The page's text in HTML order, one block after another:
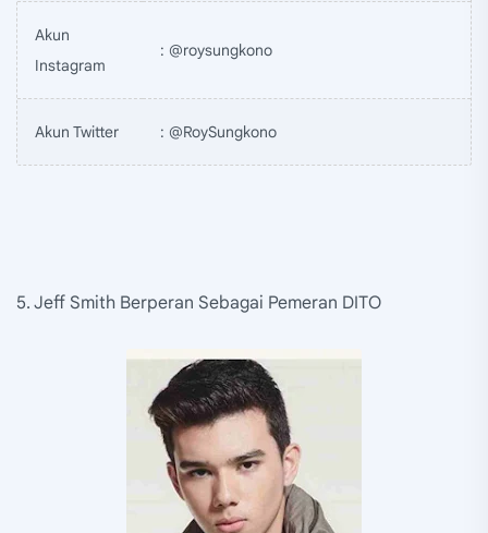
Akun
Instagram
: @roysungkono
Akun Twitter : @RoySungkono
5. Jeff Smith Berperan Sebagai Pemeran DITO